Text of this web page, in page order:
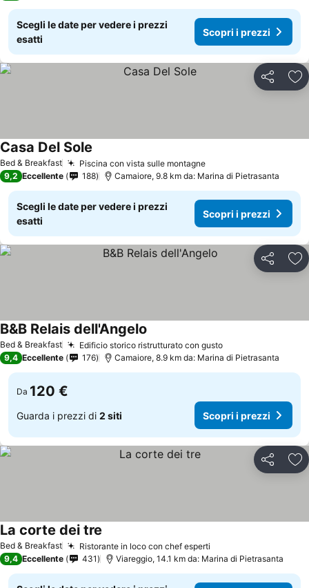
Scegli le date per vedere i prezzi
esatti
Scopri i prezzi
Condividi
Bed & Breakfast Piscina con vista sulle montagne
Casa Del Sole
9,2 Eccellente 188 Camaiore, 9.8 km da: Marina di Pietrasanta
Scegli le date per vedere i prezzi
esatti
Scopri i prezzi
Condividi
Bed & Breakfast Edificio storico ristrutturato con gusto
B&B Relais dell'Angelo
9,4 Eccellente 176 Camaiore, 8.9 km da: Marina di Pietrasanta
Da 120 €
Guarda i prezzi di 2 siti Scopri i prezzi
Condividi
Bed & Breakfast Ristorante in loco con chef esperti
La corte dei tre
9,4 Eccellente 431 Viareggio, 14.1 km da: Marina di Pietrasanta